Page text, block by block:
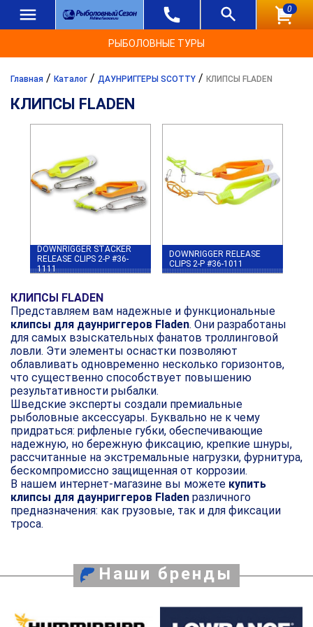
0
РЫБОЛОВНЫЕ ТУРЫ
Главная / Каталог / ДАУНРИГГЕРЫ SCOTTY / КЛИПСЫ FLADEN
КЛИПСЫ FLADEN
DOWNRIGGER STACKER
RELEASE CLIPS 2-P #36-
1111
DOWNRIGGER RELEASE
CLIPS 2-P #36-1011
КЛИПСЫ FLADEN
Представляем вам надежные и функциональные
клипсы для даунриггеров Fladen. Они разработаны
для самых взыскательных фанатов троллинговой
ловли. Эти элементы оснастки позволяют
облавливать одновременно несколько горизонтов,
что существенно способствует повышению
результативности рыбалки.
Шведские эксперты создали премиальные
рыболовные аксессуары. Буквально не к чему
придраться: рифленые губки, обеспечивающие
надежную, но бережную фиксацию, крепкие шнуры,
рассчитанные на экстремальные нагрузки, фурнитура,
бескомпромиссно защищенная от коррозии.
В нашем интернет-магазине вы можете купить
клипсы для даунриггеров Fladen различного
предназначения: как грузовые, так и для фиксации
троса.
Наши бренды